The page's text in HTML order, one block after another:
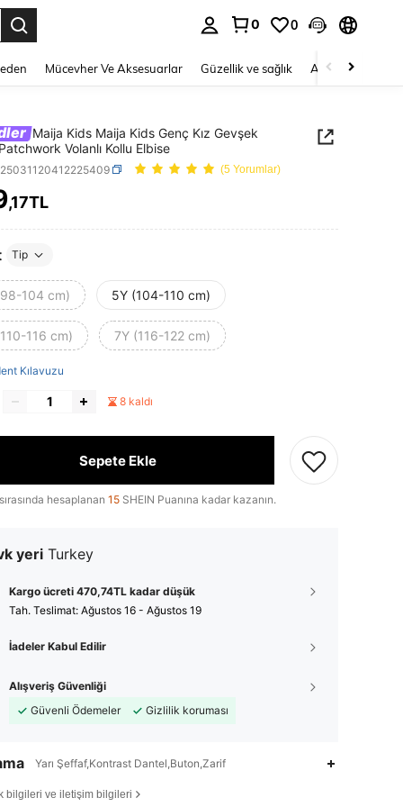
0 0
Mücevher Ve Aksesuarlar Güzellik ve sağlık Ayakkabı
Maija Kids Maija Kids Genç Kız Gevşek
Volanlı Kollu Elbise
(5 Yorumlar)
AND AVAILABILITY
,17TL
Tip
104 cm) 5Y (104-110 cm)
116 cm) 7Y (116-122 cm)
Kılavuzu
8 kaldı
Sepete Ekle
hesaplanan 15 SHEIN Puanına kadar kazanın.
yeri Turkey
Kargo ücreti 470,74TL kadar düşük
Tah. Teslimat: Ağustos 16 - Ağustos 19
İadeler Kabul Edilir
Alışveriş Güvenliği
Güvenli Ödemeler
Gizlilik koruması
Yarı Şeffaf,Kontrast Dantel,Buton,Zarif
bilgileri ve iletişim bilgileri